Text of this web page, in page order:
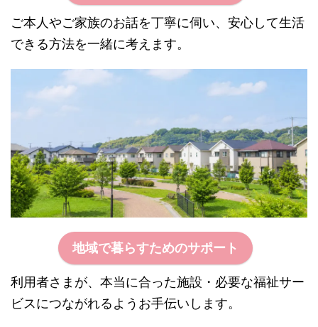
ご本人やご家族のお話を丁寧に伺い、安心して生活
できる方法を一緒に考えます。
地域で暮らすためのサポート
利用者さまが、本当に合った施設・必要な福祉サー
ビスにつながれるようお手伝いします。